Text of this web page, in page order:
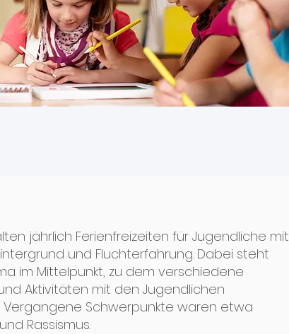
jährlich Ferienfreizeiten für Jugendliche mit
und Fluchterfahrung. Dabei steht
im Mittelpunkt, zu dem verschiedene
Aktivitäten mit den Jugendlichen
Schwerpunkte waren etwa
Rassismus.